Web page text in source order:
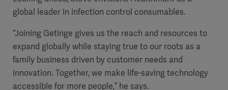
global leader in infection control consumables.
“Joining Getinge gives us the reach and resources to
expand globally while staying true to our roots as a
family business driven by customer needs and
innovation. Together, we make life-saving technology
accessible for more people,” he says.